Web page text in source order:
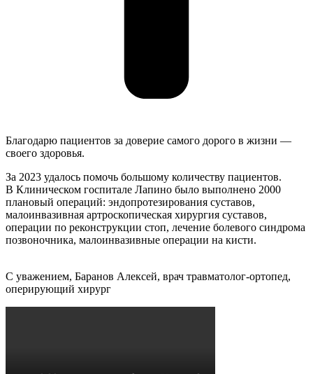
Благодарю пациентов за доверие самого дорого в жизни —
своего здоровья.
За 2023 удалось помочь большому количеству пациентов.
В Клиническом госпитале Лапино было выполнено 2000
плановый операций: эндопротезирования суставов,
малоинвазивная артроскопическая хирургия суставов,
операции по реконструкции стоп, лечение болевого синдрома
позвоночника, малоинвазивные операции на кисти.
С уважением, Баранов Алексей, врач травматолог-ортопед,
оперирующий хирург